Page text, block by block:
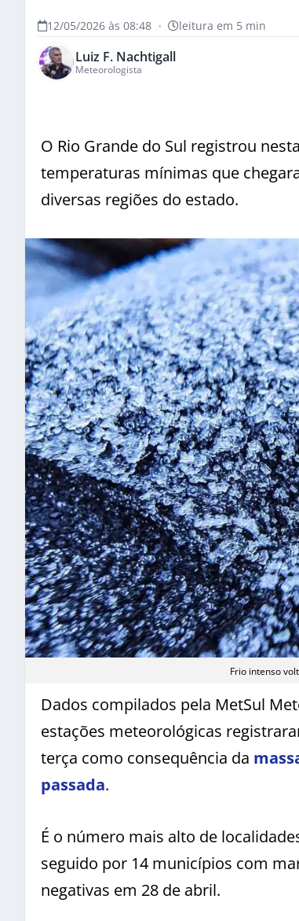
12/05/2026 às 08:48 • leitura em 5 min
Luiz F. Nachtigall
Meteorologista
O Rio Grande do Sul registrou
temperaturas mínimas que
diversas regiões do estado.
Frio intenso
Dados compilados pela MetSul
estações meteorológicas
terça como consequência da
passada.
É o número mais alto de
seguido por 14 municípios com
negativas em 28 de abril.